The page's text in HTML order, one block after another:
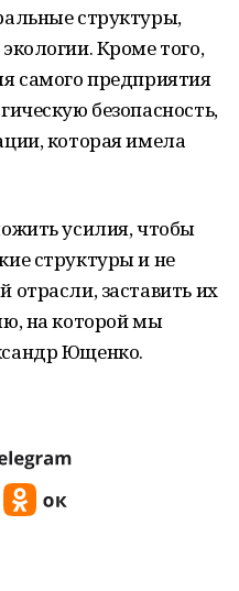
структуры,
Кроме того,
самого предприятия
безопасность,
которая имела
усилия, чтобы
структуры и не
отрасли, заставить их
на которой мы
Ющенко.